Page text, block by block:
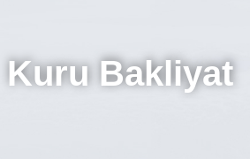
Kuru Bakliyat